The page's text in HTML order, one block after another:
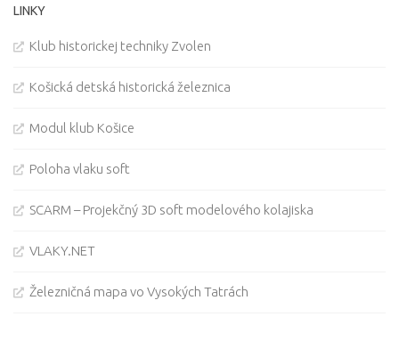
LINKY
Klub historickej techniky Zvolen
Košická detská historická železnica
Modul klub Košice
Poloha vlaku soft
SCARM – Projekčný 3D soft modelového kolajiska
VLAKY.NET
Železničná mapa vo Vysokých Tatrách